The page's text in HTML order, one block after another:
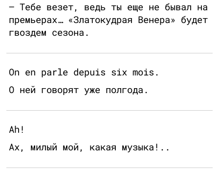
— Тебе везет, ведь ты еще не бывал на
премьерах… «Златокудрая Венера» будет
гвоздем сезона.
On en parle depuis six mois.
О ней говорят уже полгода.
Ah!
Ах, милый мой, какая музыка!..